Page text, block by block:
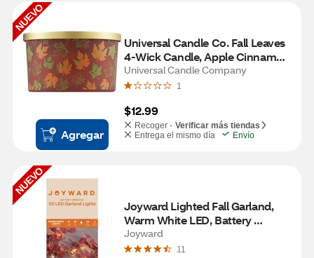
NUEVO
Agregar
Universal Candle Co. Fall Leaves
4-Wick Candle, Apple Cinnamon
Scent, 14 oz
Universal Candle Company
1
$12.99
Recoger - Verificar más tiendas
Entrega el mismo día
Envío
NUEVO
Joyward Lighted Fall Garland,
Warm White LED, Battery
Operated, 9 ft (10 ft Total Length)
Joyward
11